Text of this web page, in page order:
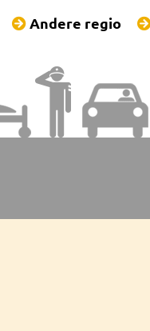
Andere regio